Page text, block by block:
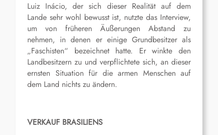
Luiz Inácio, der sich dieser Realität auf dem
Lande sehr wohl bewusst ist, nutzte das Interview,
um von früheren Äußerungen Abstand zu
nehmen, in denen er einige Grundbesitzer als
„Faschisten“ bezeichnet hatte. Er winkte den
Landbesitzern zu und verpflichtete sich, an dieser
ernsten Situation für die armen Menschen auf
dem Land nichts zu ändern.
VERKAUF BRASILIENS